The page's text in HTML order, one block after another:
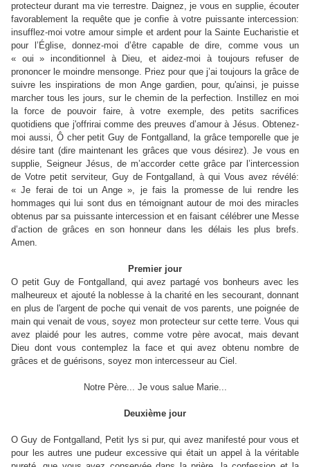
protecteur durant ma vie terrestre. Daignez, je vous en supplie, écouter
favorablement la requête que je confie à votre puissante intercession:
insufflez-moi votre amour simple et ardent pour la Sainte Eucharistie et
pour l’Église, donnez-moi d’être capable de dire, comme vous un
« oui » inconditionnel à Dieu, et aidez-moi à toujours refuser de
prononcer le moindre mensonge. Priez pour que j’ai toujours la grâce de
suivre les inspirations de mon Ange gardien, pour, qu'ainsi, je puisse
marcher tous les jours, sur le chemin de la perfection. Instillez en moi
la force de pouvoir faire, à votre exemple, des petits sacrifices
quotidiens que j'offrirai comme des preuves d’amour à Jésus. Obtenez-
moi aussi, Ô cher petit Guy de Fontgalland, la grâce temporelle que je
désire tant (dire maintenant les grâces que vous désirez). Je vous en
supplie, Seigneur Jésus, de m’accorder cette grâce par l’intercession
de Votre petit serviteur, Guy de Fontgalland, à qui Vous avez révélé:
« Je ferai de toi un Ange », je fais la promesse de lui rendre les
hommages qui lui sont dus en témoignant autour de moi des miracles
obtenus par sa puissante intercession et en faisant célébrer une Messe
d’action de grâces en son honneur dans les délais les plus brefs.
Amen.
Premier jour
O petit Guy de Fontgalland, qui avez partagé vos bonheurs avec les
malheureux et ajouté la noblesse à la charité en les secourant, donnant
en plus de l'argent de poche qui venait de vos parents, une poignée de
main qui venait de vous, soyez mon protecteur sur cette terre. Vous qui
avez plaidé pour les autres, comme votre père avocat, mais devant
Dieu dont vous contemplez la face et qui avez obtenu nombre de
grâces et de guérisons, soyez mon intercesseur au Ciel.
Notre Père... Je vous salue Marie...
Deuxième jour
O Guy de Fontgalland, Petit lys si pur, qui avez manifesté pour vous et
pour les autres une pudeur excessive qui était un appel à la véritable